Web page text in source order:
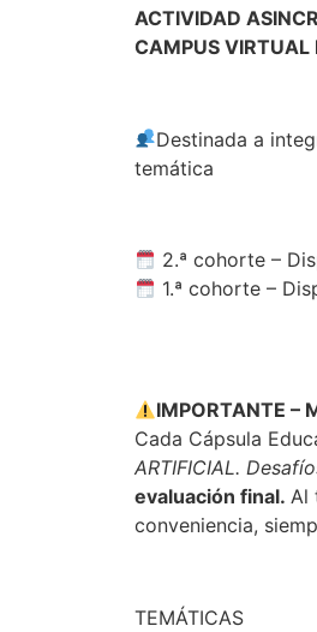
ACTIVIDAD
CAMPUS VIRTUAL
Destinada a
temática
2.ª cohorte –
1.ª cohorte –
IMPORTANTE –
Cada Cápsula
ARTIFICIAL.
evaluación final. Al
conveniencia,
TEMÁTICAS